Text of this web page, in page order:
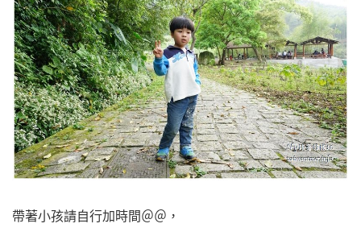
帶著小孩請自行加時間＠＠，